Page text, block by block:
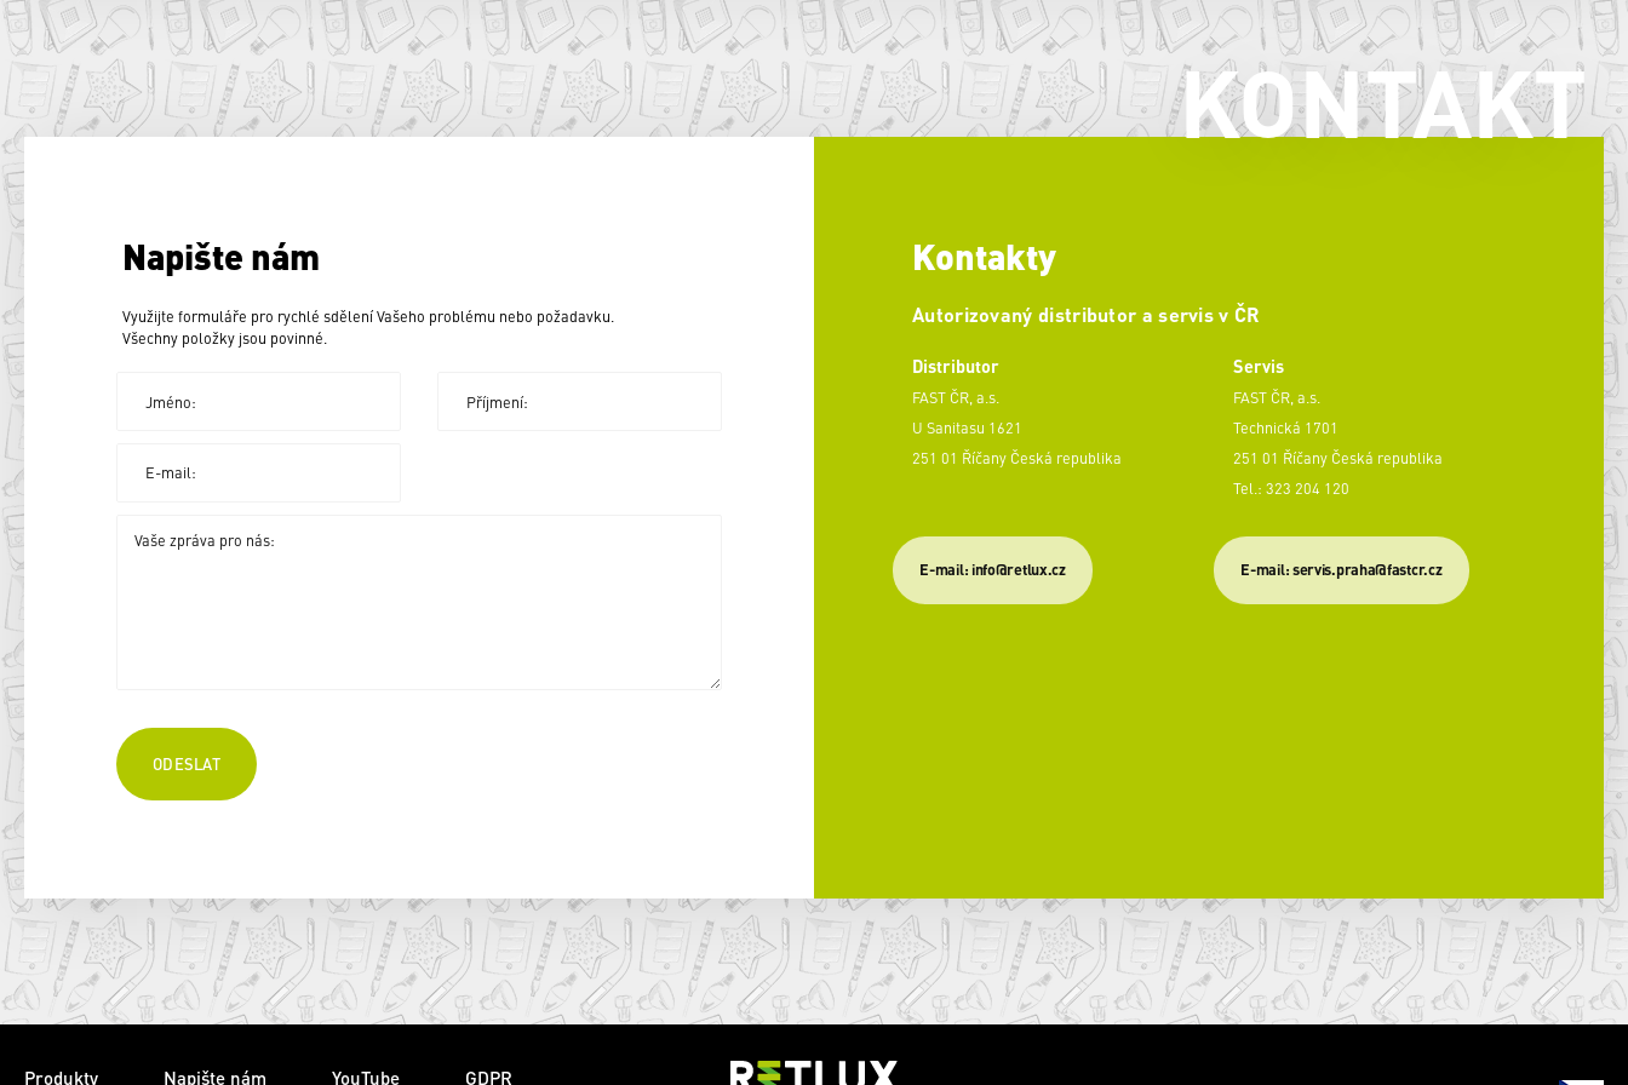
KONTAKT
Napište nám
Využijte formuláře pro rychlé sdělení Vašeho problému nebo požadavku.
Všechny položky jsou povinné.
Kontakty
Autorizovaný distributor a servis v ČR
Distributor
FAST ČR, a.s.
U Sanitasu 1621
251 01 Říčany Česká republika
E-mail: info@retlux.cz
Servis
FAST ČR, a.s.
Technická 1701
251 01 Říčany Česká republika
Tel.: 323 204 120
​E-mail: servis.praha@fastcr.cz
Produkty Napište nám YouTube GDPR